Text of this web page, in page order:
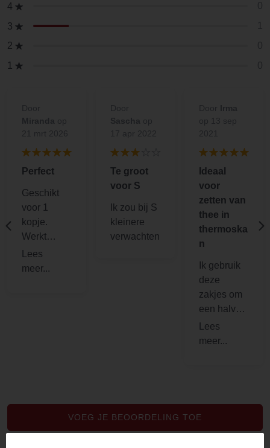
4
3
2
1
Perfect
Geschikt
voor 1
kopje.
Werkt
perfect
Te groot
voor S
Ik zou bij S
kleinere
verwachten
Ideaal
voor
zetten van
thee in
thermoska
n
Ik gebruik
deze
zakjes om
een halve
liter thee te
zetten. Ze
VOEG JE BEOORDELING TOE